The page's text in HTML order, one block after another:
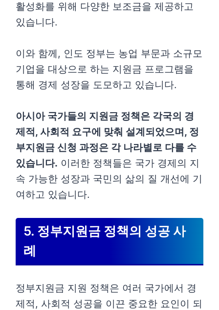
활성화를 위해 다양한 보조금을 제공하고
있습니다.
이와 함께, 인도 정부는 농업 부문과 소규모
기업을 대상으로 하는 지원금 프로그램을
통해 경제 성장을 도모하고 있습니다.
아시아 국가들의 지원금 정책은 각국의 경
제적, 사회적 요구에 맞춰 설계되었으며, 정
부지원금 신청 과정은 각 나라별로 다를 수
있습니다. 이러한 정책들은 국가 경제의 지
속 가능한 성장과 국민의 삶의 질 개선에 기
여하고 있습니다.
5. 정부지원금 정책의 성공 사
례
정부지원금 지원 정책은 여러 국가에서 경
제적, 사회적 성공을 이끈 중요한 요인이 되